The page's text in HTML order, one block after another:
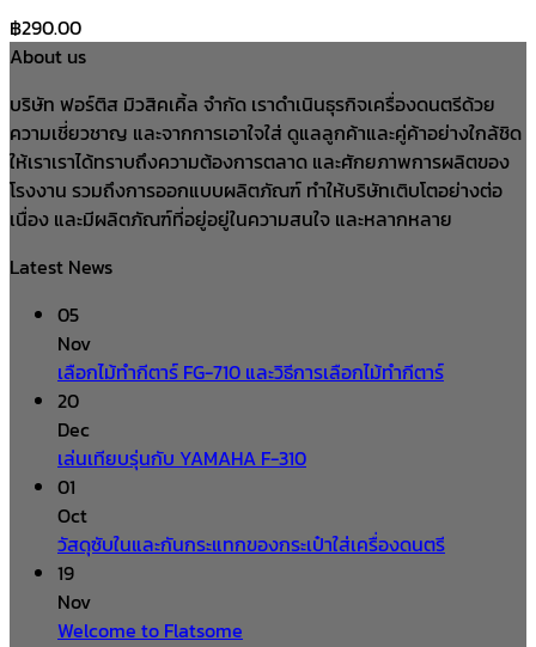
฿290.00
About us
บริษัท ฟอร์ติส มิวสิคเคิ้ล จำกัด เราดำเนินธุรกิจเครื่องดนตรีด้วย
ความเชี่ยวชาญ และจากการเอาใจใส่ ดูแลลูกค้าและคู่ค้าอย่างใกล้ชิด
ให้เราเราได้ทราบถึงความต้องการตลาด และศักยภาพการผลิตของ
โรงงาน รวมถึงการออกแบบผลิตภัณฑ์ ทำให้บริษัทเติบโตอย่างต่อ
เนื่อง และมีผลิตภัณฑ์ที่อยู่อยู่ในความสนใจ และหลากหลาย
Latest News
05
Nov
เลือกไม้ทำกีตาร์ FG-710 และวิธีการเลือกไม้ทำกีตาร์
20
Dec
เล่นเทียบรุ่นกับ YAMAHA F-310
01
Oct
วัสดุซับในและกันกระแทกของกระเป๋าใส่เครื่องดนตรี
19
Nov
Welcome to Flatsome